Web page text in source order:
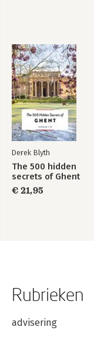
Derek Blyth
The 500 hidden
secrets of Ghent
€ 21,95
Rubrieken
advisering